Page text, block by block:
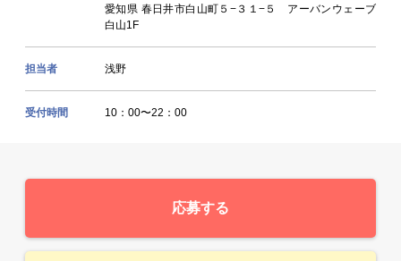
愛知県 春日井市白山町５−３１−５ アーバンウェーブ
白山1F
担当者 浅野
受付時間 10：00〜22：00
応募する